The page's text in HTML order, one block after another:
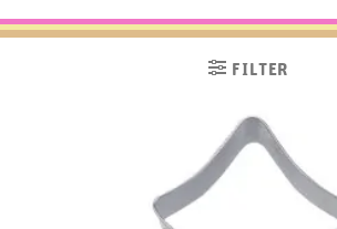
FILTER